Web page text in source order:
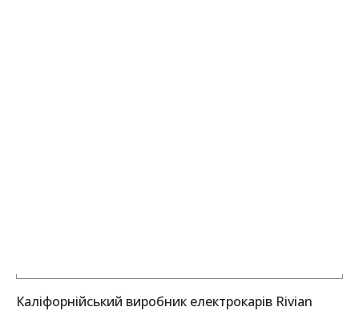
Каліфорнійський виробник електрокарів Rivian